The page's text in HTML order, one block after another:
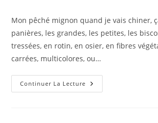
la
publication :
Mon pêché mignon quand je vais chiner,
panières, les grandes, les petites, les
tressées, en rotin, en osier, en fibres
carrées, multicolores, ou…
Continuer La Lecture Un
Petit